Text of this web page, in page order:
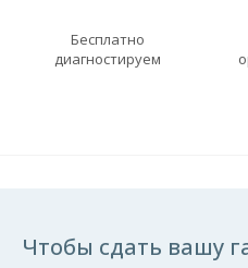
Бесплатно
диагностируем
Чтобы сдать вашу